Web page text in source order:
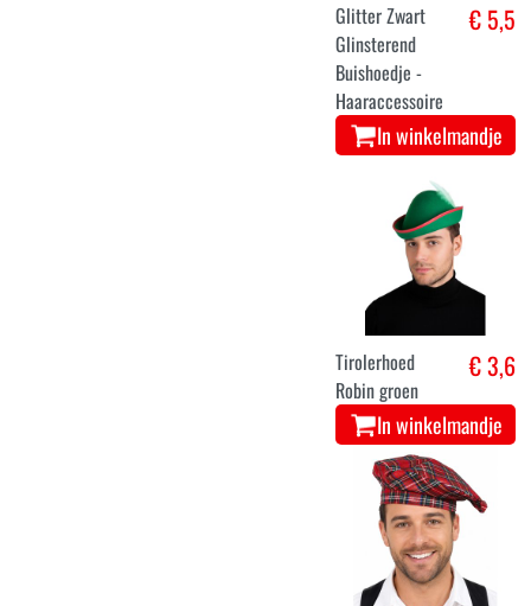
Glitter Zwart
Glinsterend
Buishoedje -
Haaraccessoire
€ 5,5
In winkelmandje
Tirolerhoed
Robin groen
€ 3,6
In winkelmandje